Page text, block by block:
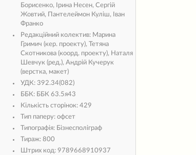
Борисенко, Ірина Несен, Сергій
Жовтий, Пантелеймон Куліш, Іван
Франко
Редакційний колектив: Марина
Гримич (кер. проекту), Тетяна
Скотникова (коорд. проекту), Наталя
Шевчук (ред.), Андрій Кучерук
(верстка, макет)
УДК: 392.34(082)
ББК: ББК 63.5я43
Кількість сторінок: 429
Тип паперу: офсет
Типографія: Бізнесполіграф
Тираж: 800
Штрих код: 9789668910937